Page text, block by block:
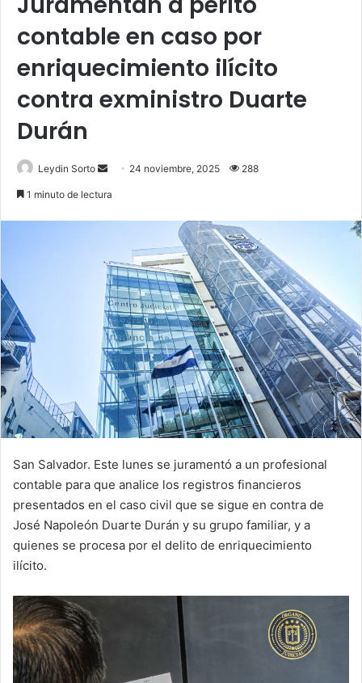
contable en caso por
enriquecimiento ilícito
contra exministro Duarte
Durán
Leydin Sorto
Send 24 noviembre, 2025 288
1 minuto de lectura
San Salvador. Este lunes se juramentó a un profesional
contable para que analice los registros financieros
presentados en el caso civil que se sigue en contra de
José Napoleón Duarte Durán y su grupo familiar, y a
quienes se procesa por el delito de enriquecimiento
ilícito.